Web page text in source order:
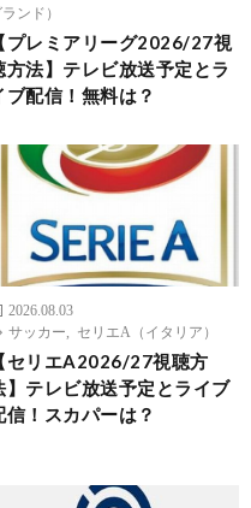
ンド）
【プレミアリーグ2026/27視
方法】テレビ放送予定とラ
ブ配信！無料は？
2026.08.03
サッカー
セリエA（イタリア）
【セリエA2026/27視聴方
】テレビ放送予定とライブ
信！スカパーは？